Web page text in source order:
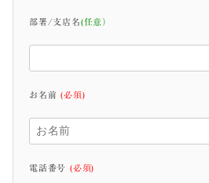
部署/支店名(任意）
お名前(必須)
電話番号 (必須)